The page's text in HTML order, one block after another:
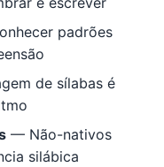
padrões
de sílabas é
— Não-nativos
silábica